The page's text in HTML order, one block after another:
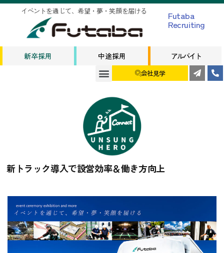
イベントを通じて、希望・夢・笑顔を届ける Futaba
Recruiting
新卒採用 中途採用 アルバイト
会社見学
新トラック導入で設営効率＆働き方向上